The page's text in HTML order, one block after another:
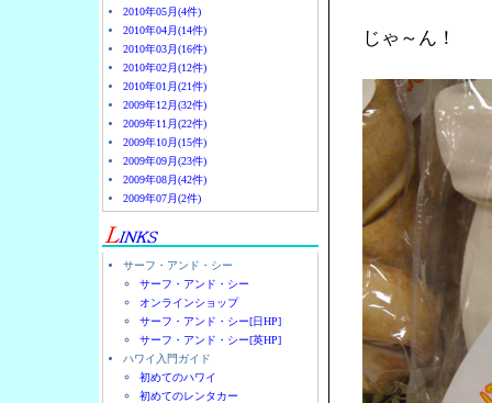
2010年05月(4件)
2010年04月(14件)
2010年03月(16件)
2010年02月(12件)
2010年01月(21件)
2009年12月(32件)
2009年11月(22件)
2009年10月(15件)
2009年09月(23件)
2009年08月(42件)
2009年07月(2件)
サーフ・アンド・シー
サーフ・アンド・シー
オンラインショップ
サーフ・アンド・シー[日HP]
サーフ・アンド・シー[英HP]
ハワイ入門ガイド
初めてのハワイ
初めてのレンタカー
じゃ～ん！